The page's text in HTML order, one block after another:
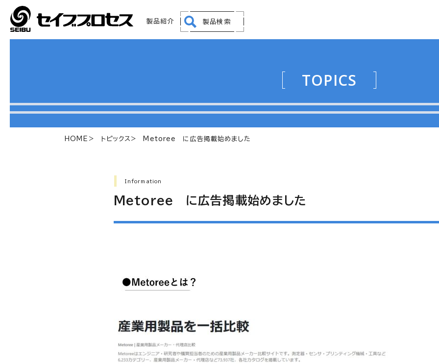
製品紹介 製品検索
TOPICS
HOME トピックス Metoree に広告掲載始めました
Information
Metoree に広告掲載始めました